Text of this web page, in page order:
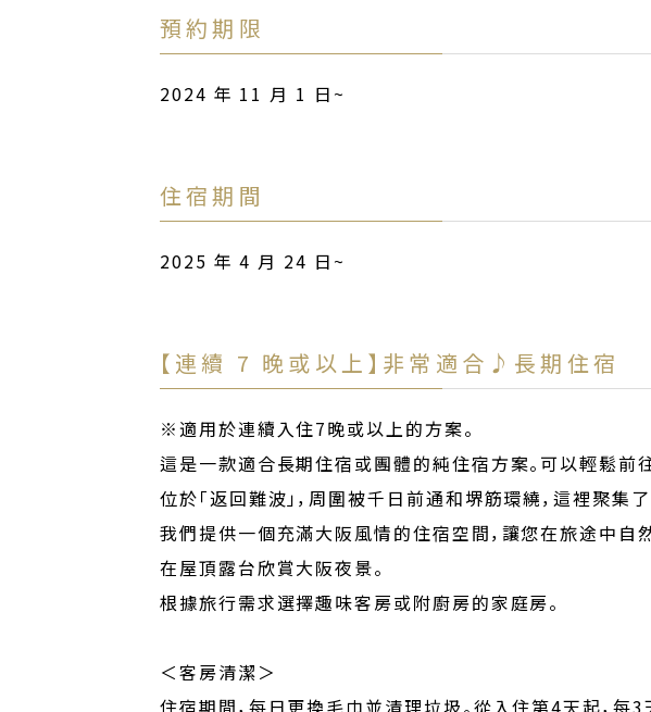
預約期限
2024 年 11 月 1 日~
住宿期間
2025 年 4 月 24 日~
【連續 7 晚或以上】非常適合♪長期住宿
※適用於連續入住7晚或以上的方案。
這是一款適合長期住宿或團體的純住宿方案。可以輕鬆前
位於「返回難波」，周圍被千日前通和堺筋環繞，這裡聚集
我們提供一個充滿大阪風情的住宿空間，讓您在旅途中自
在屋頂露台欣賞大阪夜景。
根據旅行需求選擇趣味客房或附廚房的家庭房。
＜客房清潔＞
住宿期間，每日更換毛巾並清理垃圾。從入住第4天起，每